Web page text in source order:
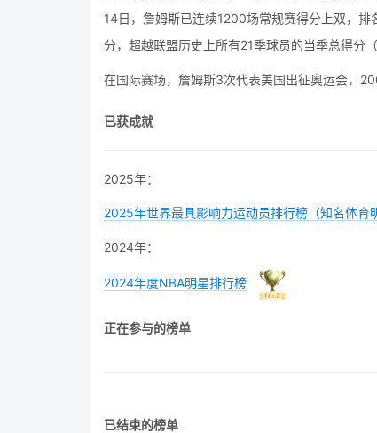
14日，詹姆斯已连续1200场常规赛得分上双，
分，超越联盟历史上所有21季球员的当季总得分
在国际赛场，詹姆斯3次代表美国出征奥运会，
已获成就
2025年：
2025年世界最具影响力运动员排行榜（知名体育
2024年：
2024年度NBA明星排行榜
正在参与的榜单
已结束的榜单